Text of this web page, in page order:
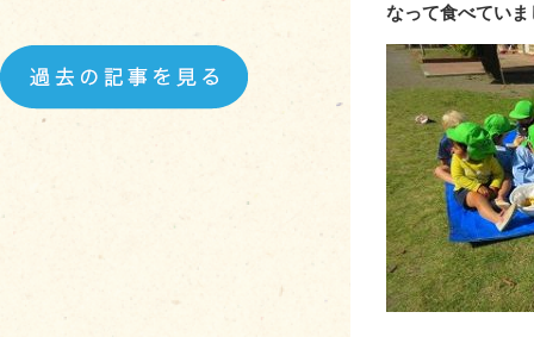
なって食べていま